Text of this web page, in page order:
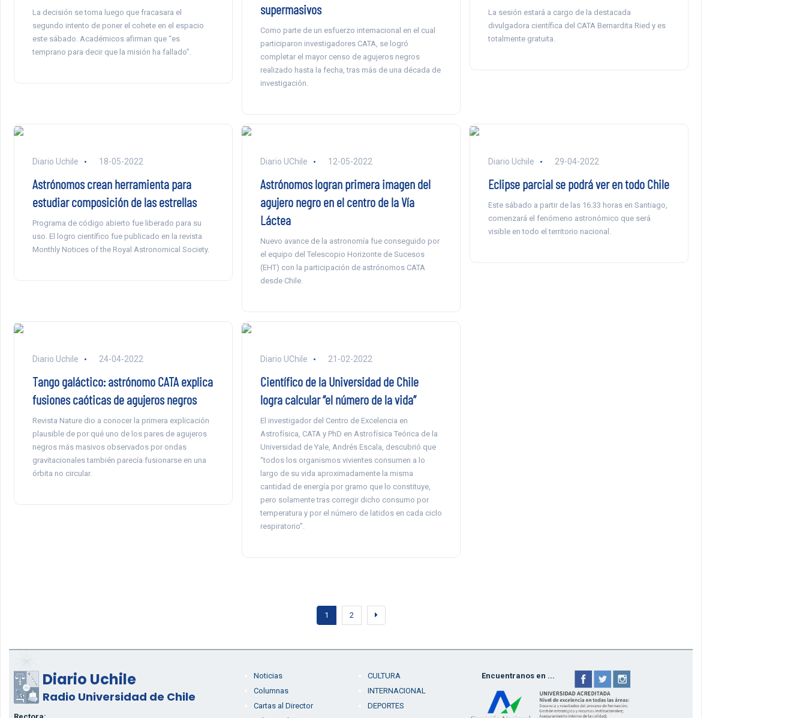
La decisión se toma luego que fracasara el
segundo intento de poner el cohete en el espacio
este sábado. Académicos afirman que “es
temprano para decir que la misión ha fallado”.
supermasivos
Como parte de un esfuerzo internacional en el cual
participaron investigadores CATA, se logró
completar el mayor censo de agujeros negros
realizado hasta la fecha, tras más de una década de
investigación.
La sesión estará a cargo de la destacada
divulgadora científica del CATA Bernardita Ried y es
totalmente gratuita.
Diario Uchile 18-05-2022
Astrónomos crean herramienta para
estudiar composición de las estrellas
Programa de código abierto fue liberado para su
uso. El logro científico fue publicado en la revista
Monthly Notices of the Royal Astronomical Society.
Diario UChile 12-05-2022
Astrónomos logran primera imagen del
agujero negro en el centro de la Vía
Láctea
Nuevo avance de la astronomía fue conseguido por
el equipo del Telescopio Horizonte de Sucesos
(EHT) con la participación de astrónomos CATA
desde Chile.
Diario Uchile 29-04-2022
Eclipse parcial se podrá ver en todo Chile
Este sábado a partir de las 16.33 horas en Santiago,
comenzará el fenómeno astronómico que será
visible en todo el territorio nacional.
Diario Uchile 24-04-2022
Tango galáctico: astrónomo CATA explica
fusiones caóticas de agujeros negros
Revista Nature dio a conocer la primera explicación
plausible de por qué uno de los pares de agujeros
negros más masivos observados por ondas
gravitacionales también parecía fusionarse en una
órbita no circular.
Diario UChile 21-02-2022
Científico de la Universidad de Chile
logra calcular “el número de la vida”
El investigador del Centro de Excelencia en
Astrofísica, CATA y PhD en Astrofísica Teórica de la
Universidad de Yale, Andrés Escala, descubrió que
“todos los organismos vivientes consumen a lo
largo de su vida aproximadamente la misma
cantidad de energía por gramo que lo constituye,
pero solamente tras corregir dicho consumo por
temperatura y por el número de latidos en cada ciclo
respiratorio”.
1 2
Diario Uchile
Radio Universidad de Chile
Noticias
Columnas
Cartas al Director
CULTURA
INTERNACIONAL
DEPORTES
Encuentranos en ...